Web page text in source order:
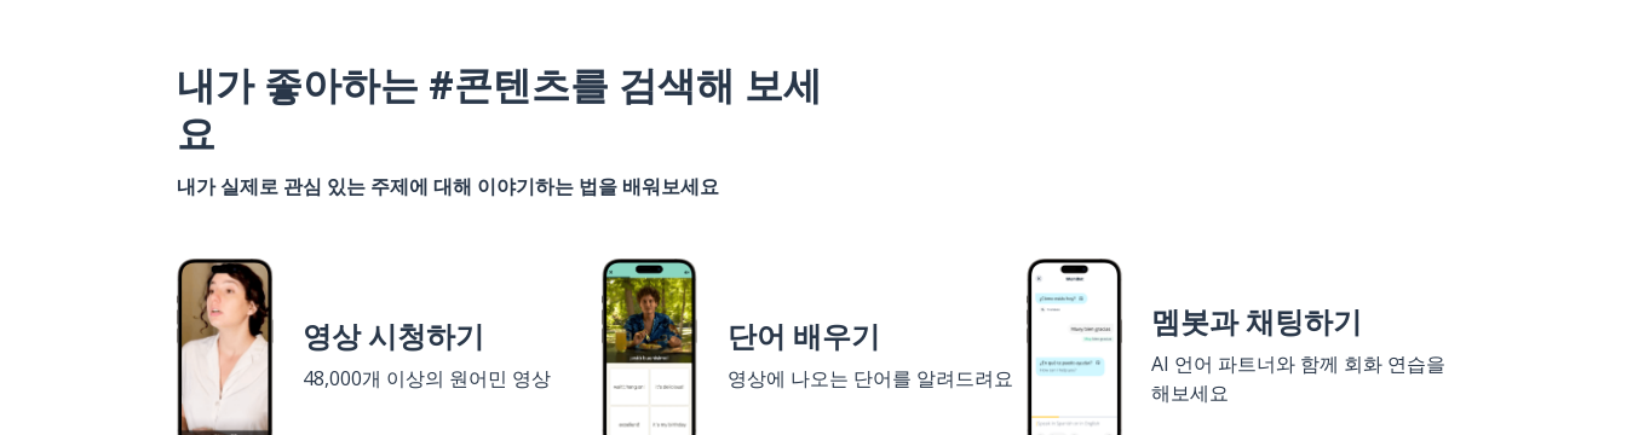
내가 좋아하는 #콘텐츠를 검색해 보세
요
내가 실제로 관심 있는 주제에 대해 이야기하는 법을 배워보세요
영상 시청하기
48,000개 이상의 원어민 영상
단어 배우기
영상에 나오는 단어를 알려드려요
멤봇과 채팅하기
AI 언어 파트너와 함께 회화 연습을
해보세요